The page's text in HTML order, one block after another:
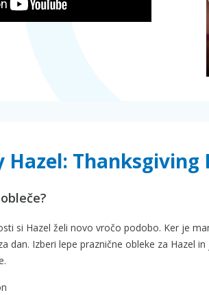
Hazel: Thanksgiving
si Hazel želi novo vročo podobo. Ker je
dan. Izberi lepe praznične obleke za Hazel